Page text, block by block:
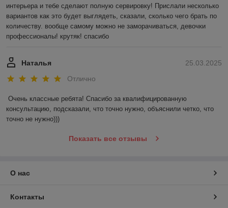
интерьера и тебе сделают полную сервировку! Прислали несколько
вариантов как это будет выглядеть, сказали, сколько чего брать по
количеству. вообще самому можно не заморачиваться, девочки
профессионалы! крутяк! спасибо
25.03.2025
Наталья
Отлично
Очень классные ребята! Спасибо за квалифицированную
консультацию, подсказали, что точно нужно, объяснили четко, что
точно не нужно)))
Показать все отзывы
О нас
Контакты